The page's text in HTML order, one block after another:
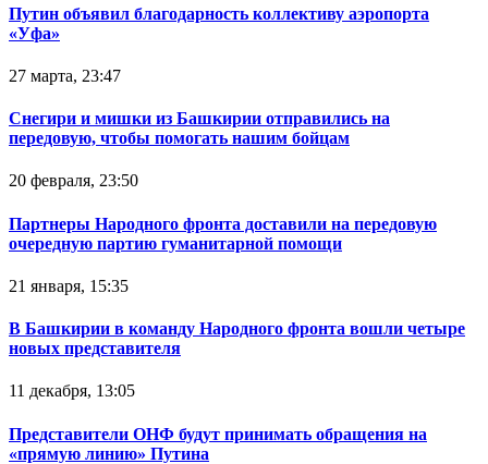
Путин объявил благодарность коллективу аэропорта
«Уфа»
27 марта, 23:47
Снегири и мишки из Башкирии отправились на
передовую, чтобы помогать нашим бойцам
20 февраля, 23:50
Партнеры Народного фронта доставили на передовую
очередную партию гуманитарной помощи
21 января, 15:35
В Башкирии в команду Народного фронта вошли четыре
новых представителя
11 декабря, 13:05
Представители ОНФ будут принимать обращения на
«прямую линию» Путина